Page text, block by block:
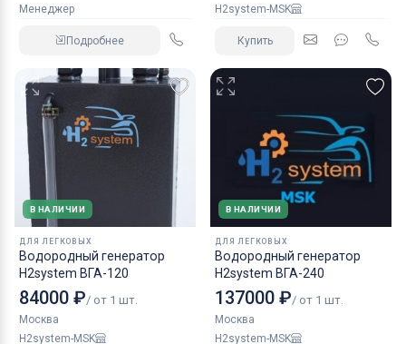
Менеджер
Подробнее
H2system-MSK
Купить
В НАЛИЧИИ
ДЛЯ ЛЕГКОВЫХ
Водородный генератор
H2system ВГА-120
84000 ₽/ от 1 шт.
Москва
H2system-MSK
В НАЛИЧИИ
ДЛЯ ЛЕГКОВЫХ
Водородный генератор
H2system ВГА-240
137000 ₽/ от 1 шт.
Москва
H2system-MSK